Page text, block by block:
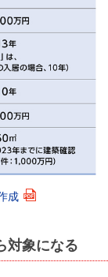
成
対象になる